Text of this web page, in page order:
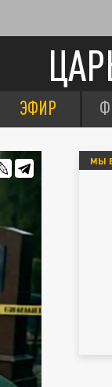
ЭФИР
МЫ